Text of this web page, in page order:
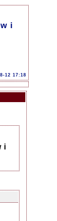
i
12 17:18
i